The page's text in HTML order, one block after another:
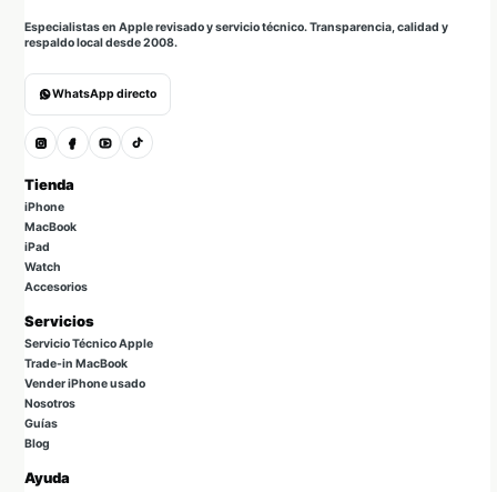
Especialistas en Apple revisado y servicio técnico. Transparencia, calidad y
respaldo local desde 2008.
WhatsApp directo
Tienda
iPhone
MacBook
iPad
Watch
Accesorios
Servicios
Servicio Técnico Apple
Trade-in MacBook
Vender iPhone usado
Nosotros
Guías
Blog
Ayuda